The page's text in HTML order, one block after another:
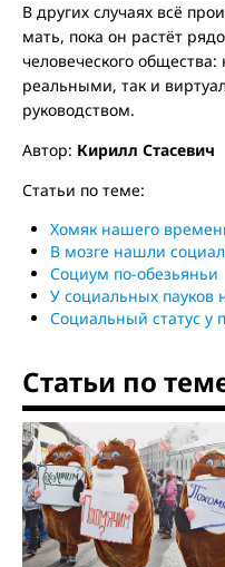
В других случаях всё
мать, пока он растёт
человеческого
реальными, так и
руководством.
Автор: Кирилл Стасевич
Статьи по теме:
Хомяк нашего
В мозге нашли
Социум по-обезьяньи
У социальных пауков
Социальный статус у
Статьи по